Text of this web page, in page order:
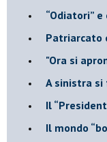
“Odiatori”
​Patriarcato
"Ora si
​A sinistra
​Il
​Il mondo